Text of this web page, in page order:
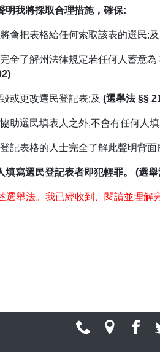
明我將採取合理措施，確保:
會把表格給任何索取該表的選民;及
全了解州法律規定若任何人蓄意為
或更改選民登記表;及 (選舉法 §§
助選民填表人之外,不會有任何人
記表格的人士完全了解此聲明背面
填寫選民登記表者即犯輕罪。 (選
選舉法。我已經收到、閱讀並理解